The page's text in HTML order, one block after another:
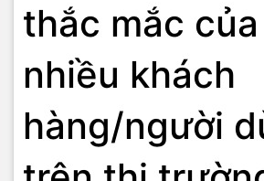
thắc mắc
nhiều khách
hàng/người